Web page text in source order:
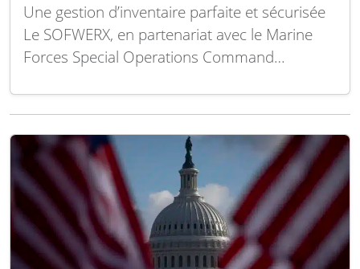
Une gestion d’inventaire parfaite et sécurisée
Le SOFWERX, en partenariat avec le Marine
Forces Special Operations Command
événement collaboratif le 17 septembre 2026.
technologies innovantes et des approches
techniques pour moderniser la traçabilité des
munitions terrestres sérialisées. L’objectif
principal est…Lire la suite